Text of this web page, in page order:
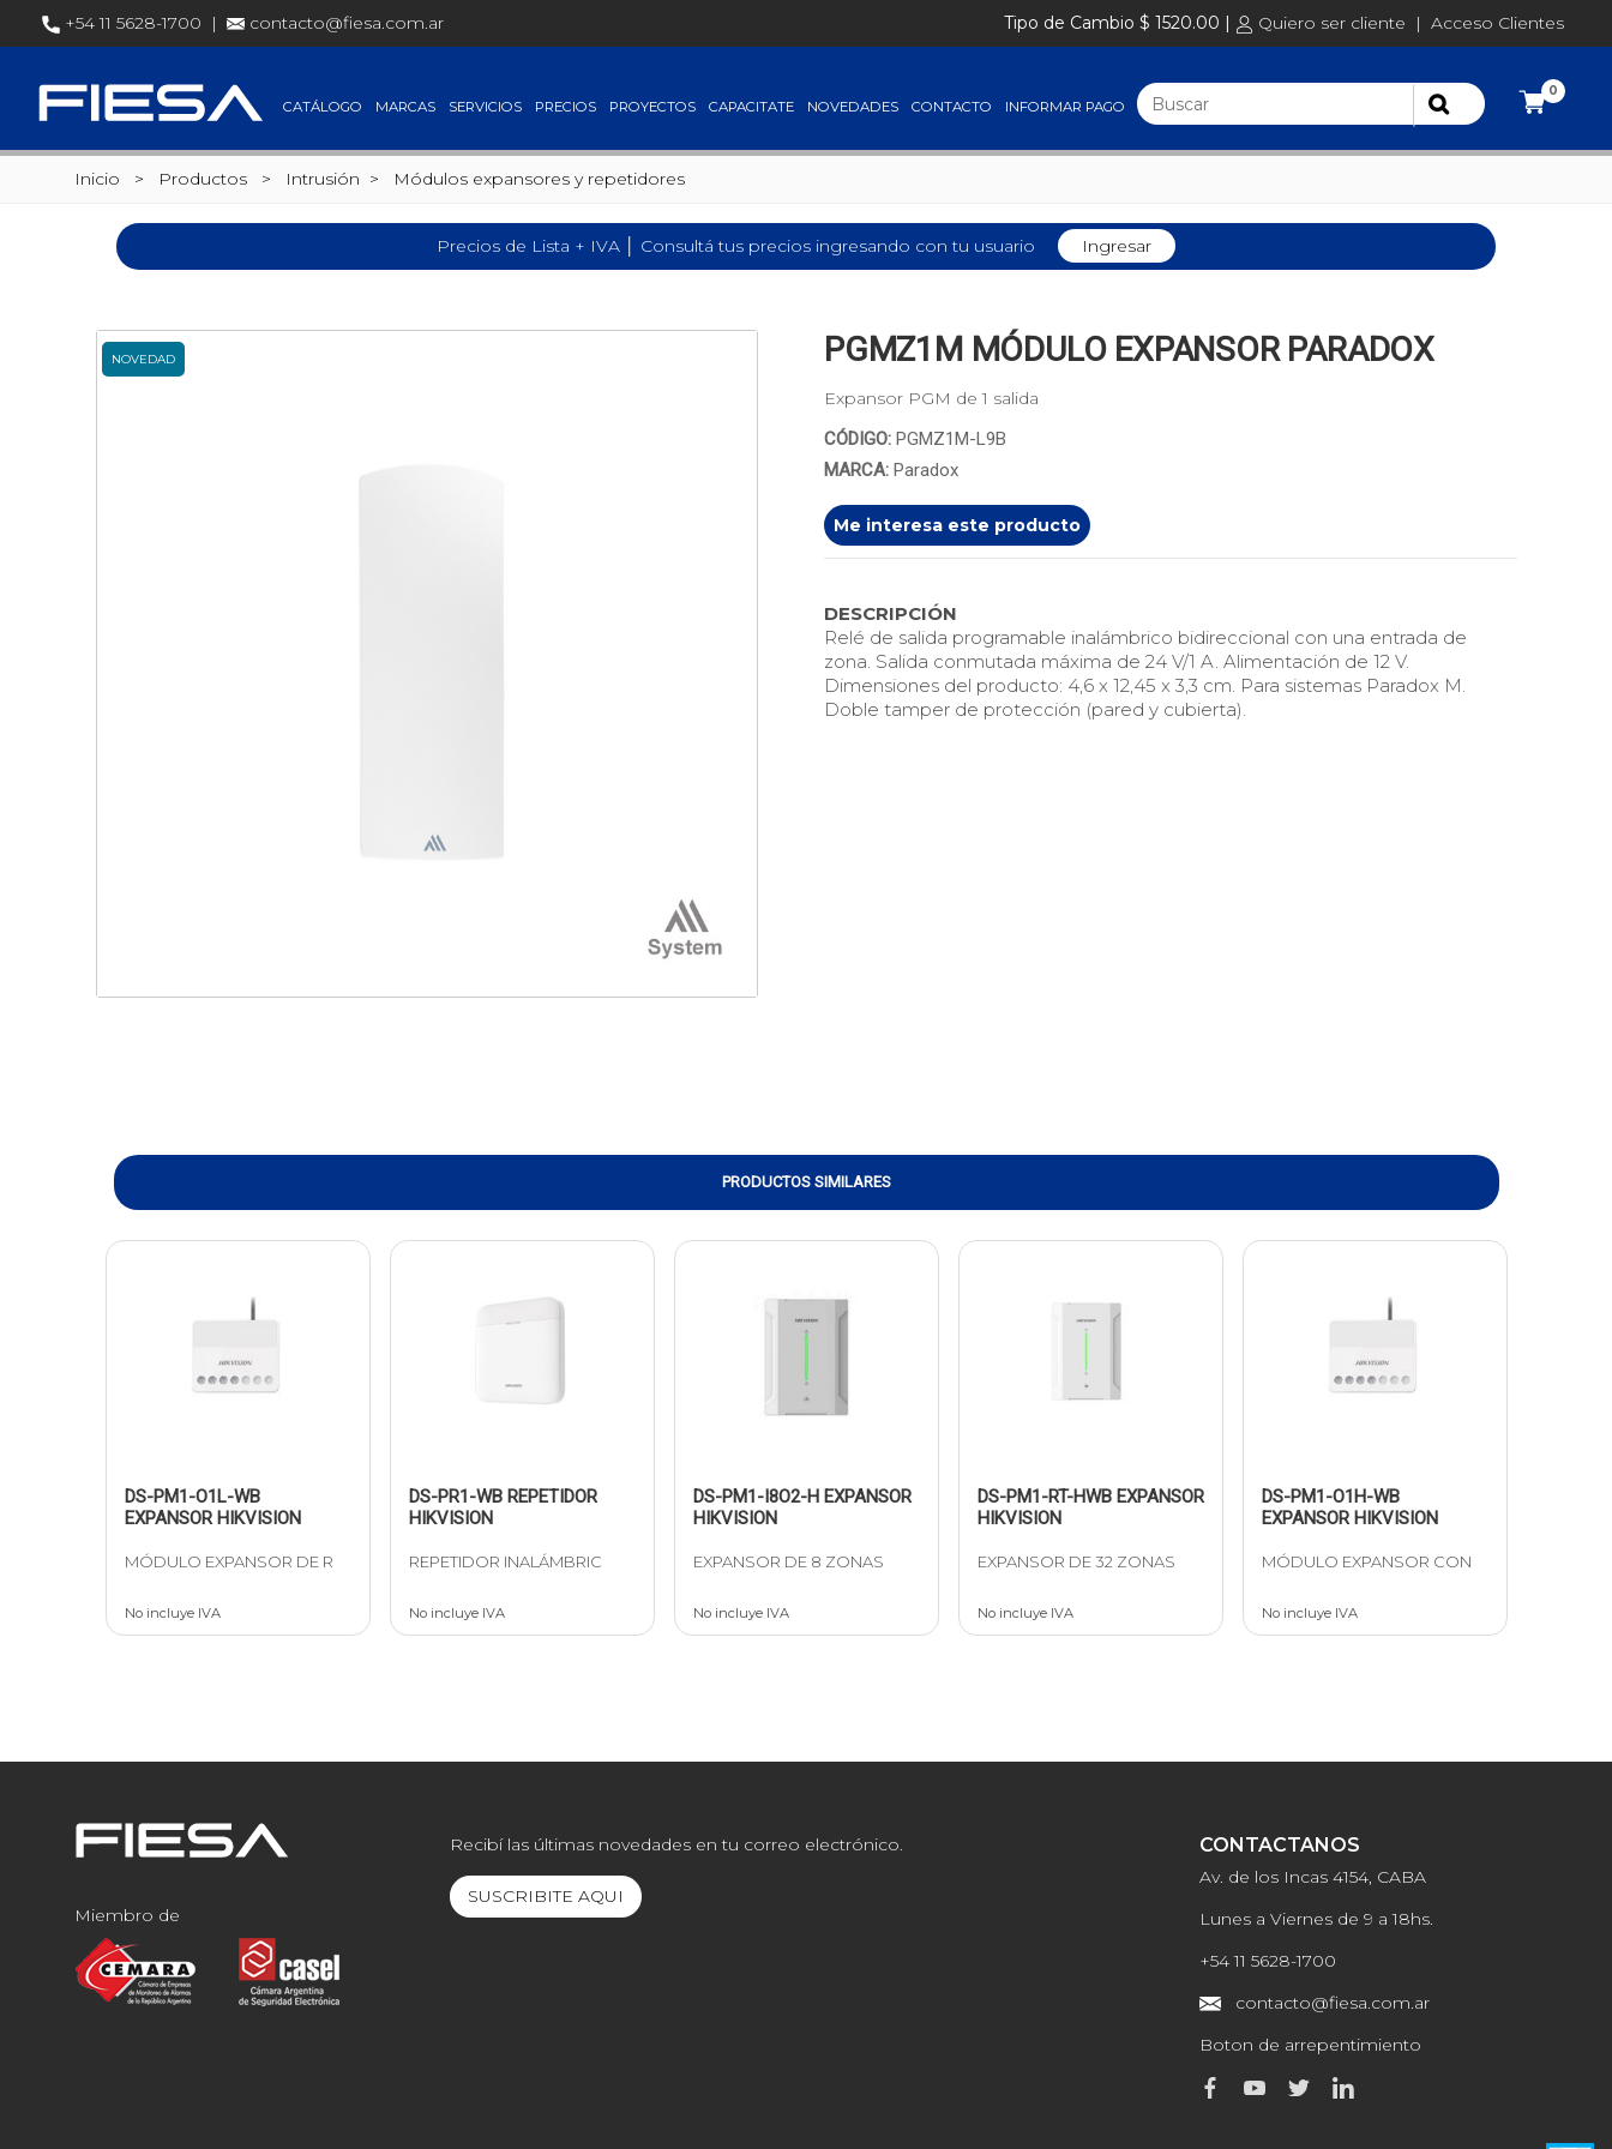
+54 11 5628-1700 | contacto@fiesa.com.ar Tipo de Cambio $ 1520.00 | Quiero ser cliente | Acceso Clientes
0
CATÁLOGO MARCAS SERVICIOS PRECIOS PROYECTOS CAPACITATE NOVEDADES CONTACTO INFORMAR PAGO
Inicio > Productos > Intrusión > Módulos expansores y repetidores
Precios de Lista + IVA │ Consultá tus precios ingresando con tu usuario Ingresar
NOVEDAD PGMZ1M MÓDULO EXPANSOR PARADOX
Expansor PGM de 1 salida
CÓDIGO: PGMZ1M-L9B
MARCA: Paradox
Me interesa este producto
DESCRIPCIÓN
Relé de salida programable inalámbrico bidireccional con una entrada de
zona. Salida conmutada máxima de 24 V/1 A. Alimentación de 12 V.
Dimensiones del producto: 4,6 x 12,45 x 3,3 cm. Para sistemas Paradox M.
Doble tamper de protección (pared y cubierta).
PRODUCTOS SIMILARES
DS-PM1-O1L-WB
EXPANSOR HIKVISION
MÓDULO EXPANSOR DE R
No incluye IVA
DS-PR1-WB REPETIDOR
HIKVISION
REPETIDOR INALÁMBRIC
No incluye IVA
DS-PM1-I8O2-H EXPANSOR
HIKVISION
EXPANSOR DE 8 ZONAS
No incluye IVA
DS-PM1-RT-HWB EXPANSOR
HIKVISION
EXPANSOR DE 32 ZONAS
No incluye IVA
DS-PM1-O1H-WB
EXPANSOR HIKVISION
MÓDULO EXPANSOR CON
No incluye IVA
Miembro de
Recibí las últimas novedades en tu correo electrónico.
SUSCRIBITE AQUI
CONTACTANOS
Av. de los Incas 4154, CABA
Lunes a Viernes de 9 a 18hs.
+54 11 5628-1700
contacto@fiesa.com.ar
Boton de arrepentimiento